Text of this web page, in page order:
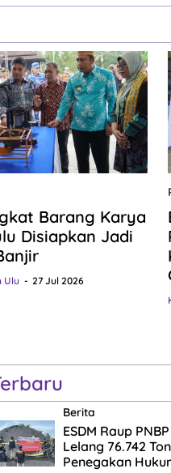
Barang Karya
Disiapkan Jadi
Ulu 27 Jul 2026
Berita
ESDM Raup
Lelang 76.742
Penegakan